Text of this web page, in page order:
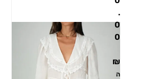
.
0
0
₪
ה